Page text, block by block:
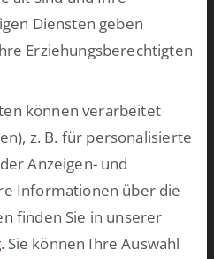
Digitalisierung in Unternehmen.
Prozesse und skalierbare
eigenen No- und Low-Code-
schaffen wir in kurzer Zeit
bringen Ihre Softwarewelt auf
unserem breiten Spektrum an
oder lassen Sie uns
Ihren persönlichen Einsatzzweck
Diensten geben
Erziehungsberechtigten
können verarbeitet
z. B. für personalisierte
Anzeigen- und
Informationen über die
finden Sie in unserer
. Sie können Ihre Auswahl